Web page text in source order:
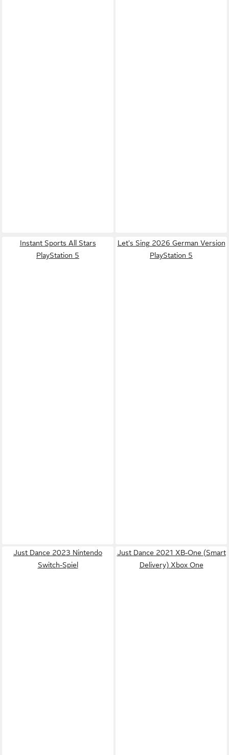
Instant Sports All Stars
PlayStation 5
Let's Sing 2026 German Version
PlayStation 5
Just Dance 2023 Nintendo
Switch-Spiel
Just Dance 2021 XB-One (Smart
Delivery) Xbox One